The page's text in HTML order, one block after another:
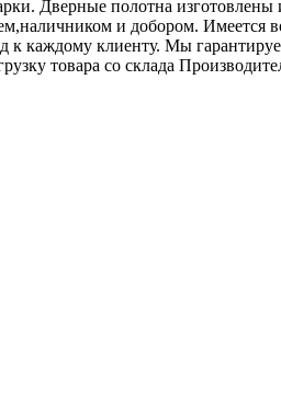
Дверные полотна
и добором. Имеется
к каждому клиенту. Мы
товара со склада